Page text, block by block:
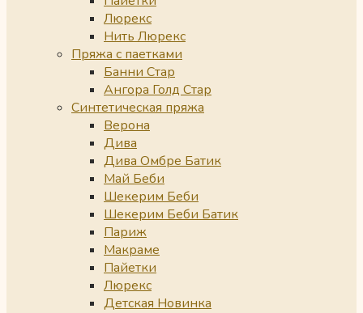
Люрекс
Нить Люрекс
Пряжа с паетками
Банни Стар
Ангора Голд Стар
Синтетическая пряжа
Верона
Дива
Дива Омбре Батик
Май Беби
Шекерим Беби
Шекерим Беби Батик
Париж
Макраме
Пайетки
Люрекс
Детская Новинка